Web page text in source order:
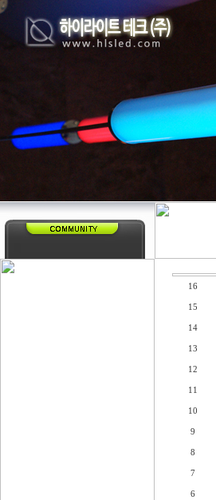
16
15
14
13
12
11
10
9
8
7
6